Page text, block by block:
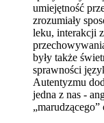
umiejętność
zrozumiały
leku, interakcji
były także
sprawności
Autentyzmu
jedna z nas -
„marudzącego”